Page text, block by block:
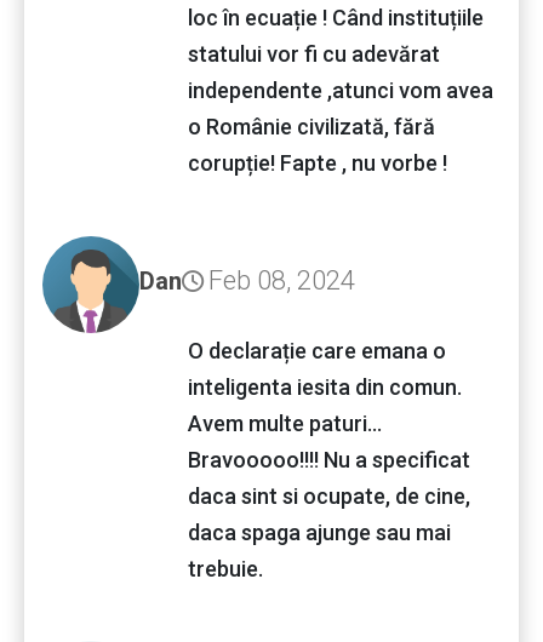
loc în ecuație ! Când instituțiile
statului vor fi cu adevărat
independente ,atunci vom avea
o Românie civilizată, fără
corupție! Fapte , nu vorbe !
Dan Feb 08, 2024
O declarație care emana o
inteligenta iesita din comun.
Avem multe paturi...
Bravooooo!!!! Nu a specificat
daca sint si ocupate, de cine,
daca spaga ajunge sau mai
trebuie.